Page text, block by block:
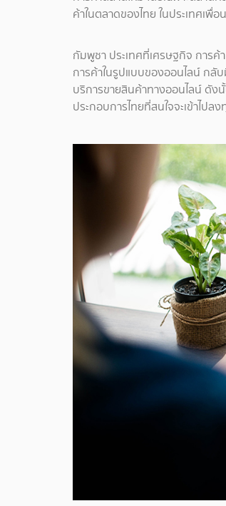
ค้าในตลาดของไทย ในประเทศเพื่
กัมพูชา ประเทศที่เศรษฐกิจ การค้
การค้าในรูปแบบของออนไลน์ กลั
บริการขายสินค้าทางออนไลน์ ดัง
ประกอบการไทยที่สนใจจะเข้าไปลง